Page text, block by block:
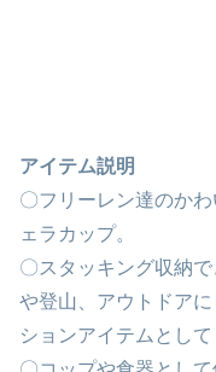
アイテム説明
〇フリーレン達のか
ェラカップ。
〇スタッキング収納
や登山、アウトドア
ションアイテムとして